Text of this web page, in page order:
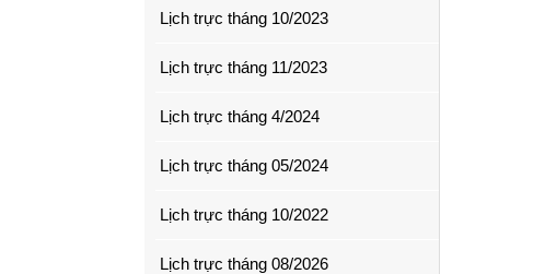
Lịch trực tháng 10/2023
Lịch trực tháng 11/2023
Lịch trực tháng 4/2024
Lịch trực tháng 05/2024
Lịch trực tháng 10/2022
Lịch trực tháng 08/2026